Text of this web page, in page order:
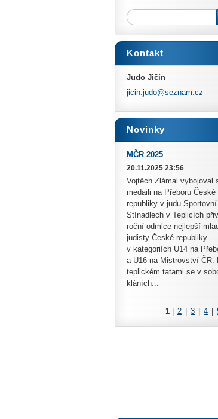
Kontakt
Judo Jičín
jicin.judo@seznam.cz
Novinky
MČR 2025
20.11.2025 23:56
Vojtěch Zlámal vybojoval
medaili na Přeboru České
republiky v judu
Stínadlech v Teplicích
roční odmlce nejlepší
judisty České republiky
v kategoriích U14 na
a U16 na Mistrovství ČR.
teplickém tatami se v
kláních...
1 2 3 4